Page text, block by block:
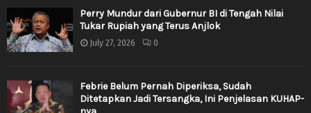
Perry Mundur dari Gubernur BI di Tengah Nilai
Tukar Rupiah yang Terus Anjlok
July 27, 2026 0
Febrie Belum Pernah Diperiksa, Sudah
Ditetapkan Jadi Tersangka, Ini Penjelasan KUHAP-